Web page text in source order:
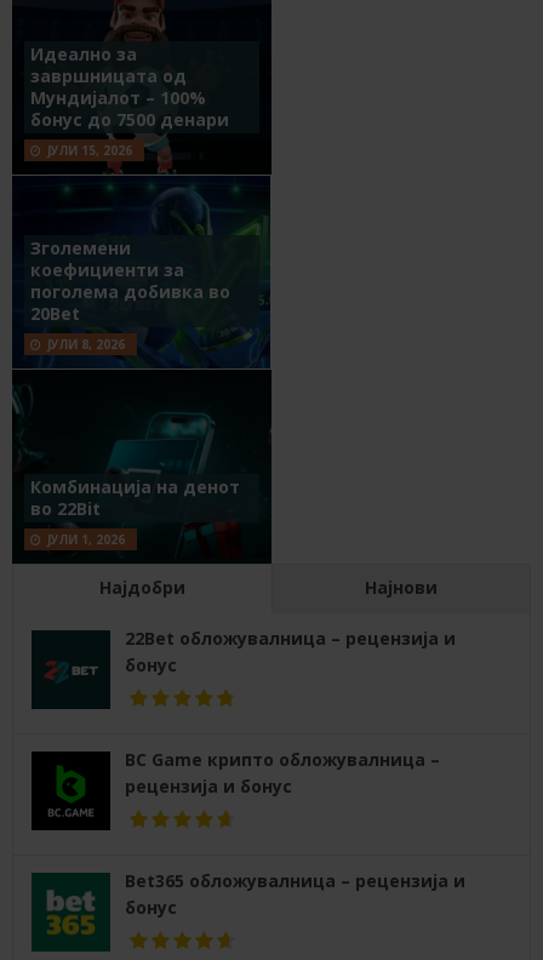
Идеално за
завршницата од
Мундијалот – 100%
бонус до 7500 денари
ЈУЛИ 15, 2026
Зголемени
коефициенти за
поголема добивка во
20Bet
ЈУЛИ 8, 2026
Комбинација на денот
во 22Bit
ЈУЛИ 1, 2026
Најдобри Најнови
22Bet обложувалница – рецензија и
бонус
BC Game крипто обложувалница –
рецензија и бонус
Bet365 обложувалница – рецензија и
бонус